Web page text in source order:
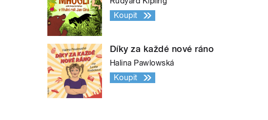
Koupit
Díky za každé nové ráno
Halina Pawlowská
Koupit